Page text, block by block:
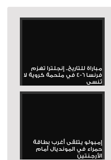
مباراة للتاريخ.. إنجلترا تهزم
فرنسا 6-4 في ملحمة كروية لا
تُنسى
إمبولو يتلقى أغرب بطاقة
حمراء في المونديال أمام
الأرجنتين